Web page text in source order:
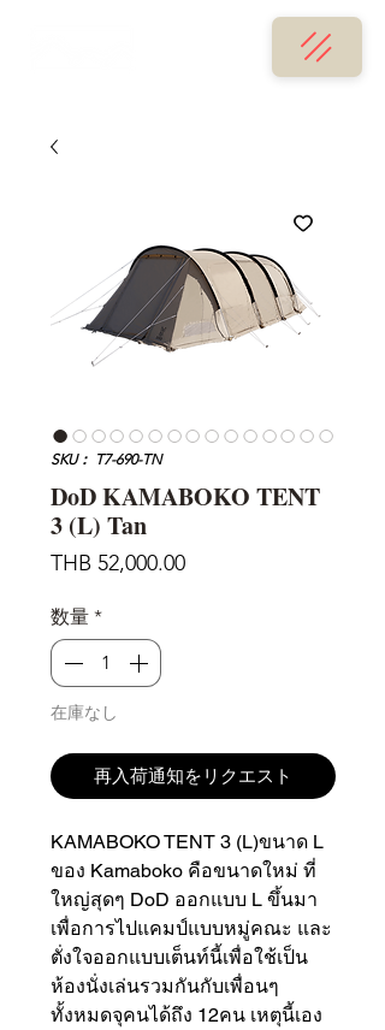
SKU： T7-690-TN
DoD KAMABOKO TENT
3 (L) Tan
THB 52,000.00価
数量 *
在庫なし
再入荷通知をリクエスト
KAMABOKO TENT 3 (L)ขนาด L
ของ Kamaboko คือขนาดใหม่ ที่
ใหญ่สุดๆ DoD ออกแบบ L ขึ้นมา
เพื่อการไปแคมป์แบบหมู่คณะ และ
ตั่งใจออกแบบเต็นท์นี้เพื่อใช้เป็น
ห้องนั่งเล่นรวมกันกับเพื่อนๆ
ทั้งหมดจุคนได้ถึง 12คน เหตุนี้เอง